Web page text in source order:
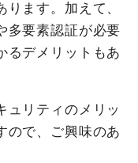
ります。加えて、
多要素認証が必要
るデメリットもあ
ュリティのメリッ
ので、ご興味のあ